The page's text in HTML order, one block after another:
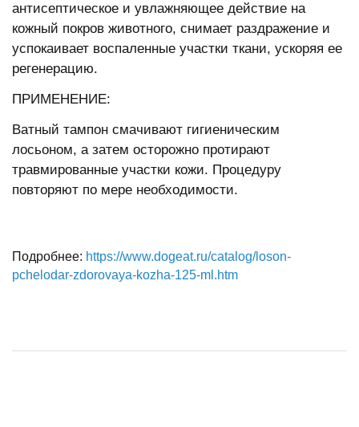
антисептическое и увлажняющее действие на
кожный покров животного, снимает раздражение и
успокаивает воспаленные участки ткани, ускоряя ее
регенерацию.
ПРИМЕНЕНИЕ:
Ватный тампон смачивают гигиеническим
лосьоном, а затем осторожно протирают
травмированные участки кожи. Процедуру
повторяют по мере необходимости.
Подробнее: https://www.dogeat.ru/catalog/loson-
pchelodar-zdorovaya-kozha-125-ml.htm